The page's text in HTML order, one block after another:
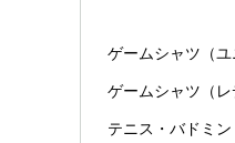
ゲームシャツ（ユ
ゲームシャツ（レ
テニス・バドミ